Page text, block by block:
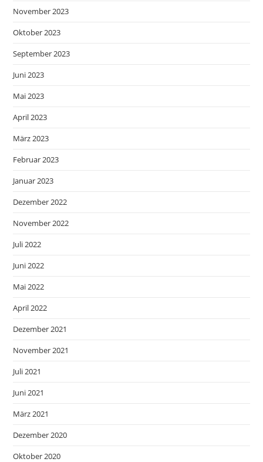
November 2023
Oktober 2023
September 2023
Juni 2023
Mai 2023
April 2023
März 2023
Februar 2023
Januar 2023
Dezember 2022
November 2022
Juli 2022
Juni 2022
Mai 2022
April 2022
Dezember 2021
November 2021
Juli 2021
Juni 2021
März 2021
Dezember 2020
Oktober 2020